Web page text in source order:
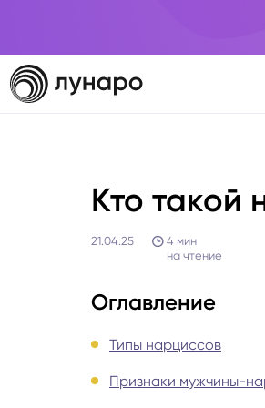
Кто такой
21.04.25 4 мин
на чтение
Оглавление
Типы нарциссов
Признаки мужчины-